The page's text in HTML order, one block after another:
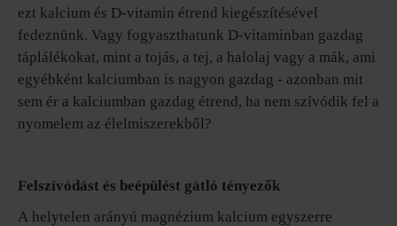
ezt kalcium és D-vitamin étrend kiegészítésével
fedeznünk. Vagy fogyaszthatunk D-vitaminban gazdag
táplálékokat, mint a tojás, a tej, a halolaj vagy a mák, ami
egyébként kalciumban is nagyon gazdag - azonban mit
sem ér a kalciumban gazdag étrend, ha nem szívódik fel a
nyomelem az élelmiszerekből?
Felszívódást és beépülést gátló tényezők
A helytelen arányú magnézium kalcium egyszerre